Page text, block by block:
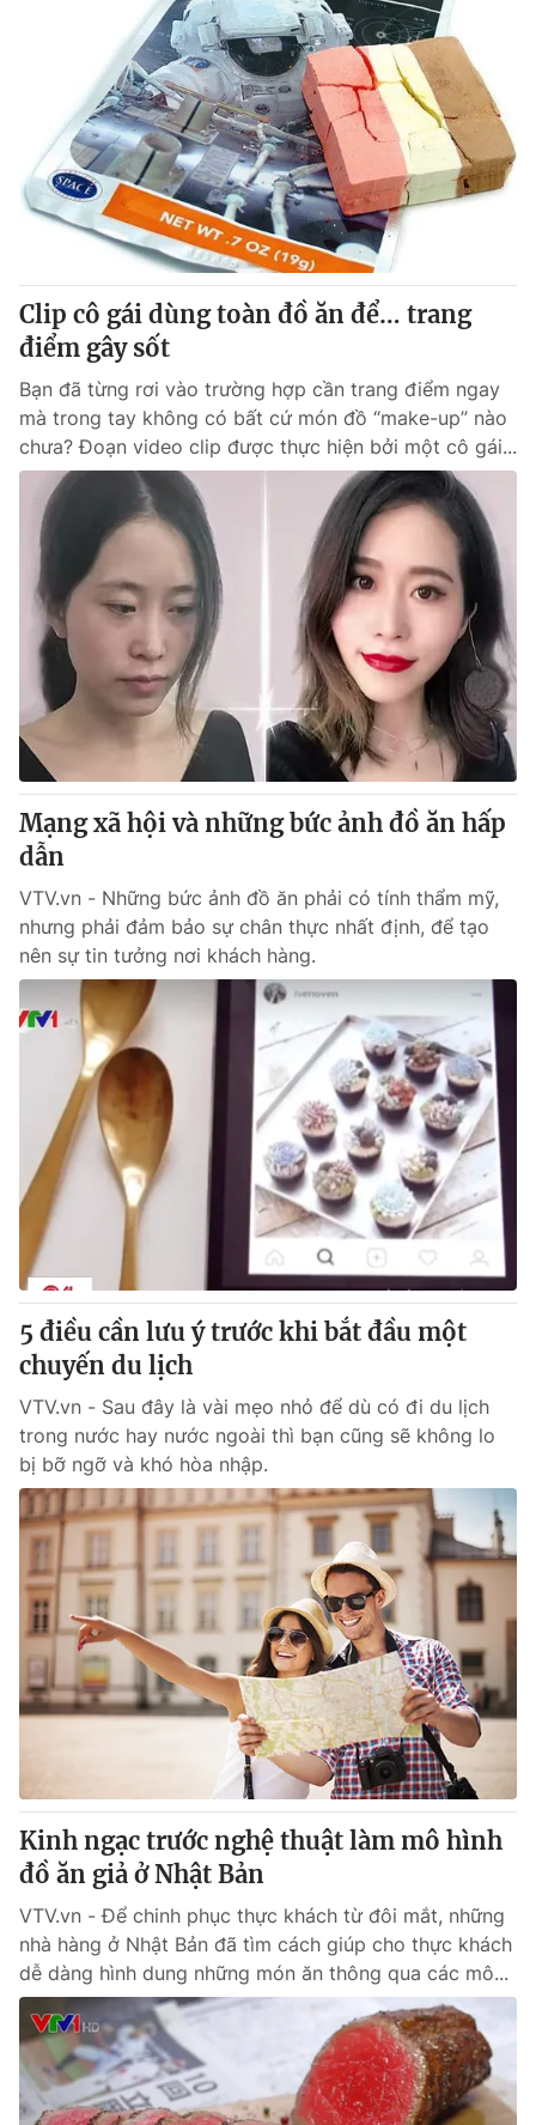
Clip cô gái dùng toàn đồ ăn để… trang
điểm gây sốt
Bạn đã từng rơi vào trường hợp cần trang điểm ngay
mà trong tay không có bất cứ món đồ “make-up” nào
chưa? Đoạn video clip được thực hiện bởi một cô gái...
Mạng xã hội và những bức ảnh đồ ăn hấp
dẫn
VTV.vn - Những bức ảnh đồ ăn phải có tính thẩm mỹ,
nhưng phải đảm bảo sự chân thực nhất định, để tạo
nên sự tin tưởng nơi khách hàng.
5 điều cần lưu ý trước khi bắt đầu một
chuyến du lịch
VTV.vn - Sau đây là vài mẹo nhỏ để dù có đi du lịch
trong nước hay nước ngoài thì bạn cũng sẽ không lo
bị bỡ ngỡ và khó hòa nhập.
Kinh ngạc trước nghệ thuật làm mô hình
đồ ăn giả ở Nhật Bản
VTV.vn - Để chinh phục thực khách từ đôi mắt, những
nhà hàng ở Nhật Bản đã tìm cách giúp cho thực khách
dễ dàng hình dung những món ăn thông qua các mô...